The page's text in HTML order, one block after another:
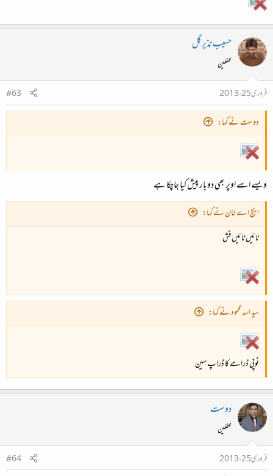
حسیب نذیر گِل
محفلین
فروری 25، 2013
#63
دوست نے کہا:
ویسے اسے اوپر بھی دو بار پیش کیا جاچکا ہے
ایچ اے خان نے کہا:
ٹائیں ٹائیں فش
سید اسد محمود نے کہا:
ٹوپی ڈرامے کا ڈراپ سین
دوست
محفلین
فروری 25، 2013
#64